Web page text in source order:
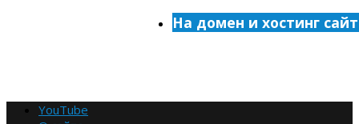
На домен и хостинг
YouTube